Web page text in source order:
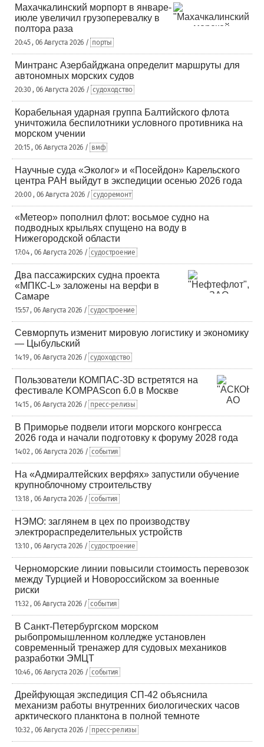
Махачкалинский морпорт в январе-
июле увеличил грузоперевалку в
полтора раза
20:45 , 06 Августа 2026 / порты
Минтранс Азербайджана определит маршруты для
автономных морских судов
20:30 , 06 Августа 2026 / судоходство
Корабельная ударная группа Балтийского флота
уничтожила беспилотники условного противника на
морском учении
20:15 , 06 Августа 2026 / вмф
Научные суда «Эколог» и «Посейдон» Карельского
центра РАН выйдут в экспедиции осенью 2026 года
20:00 , 06 Августа 2026 / судоремонт
«Метеор» пополнил флот: восьмое судно на
подводных крыльях спущено на воду в
Нижегородской области
17:04 , 06 Августа 2026 / судостроение
Два пассажирских судна проекта
«МПКС-L» заложены на верфи в
Самаре
15:57 , 06 Августа 2026 / судостроение
Севморпуть изменит мировую логистику и экономику
— Цыбульский
14:19 , 06 Августа 2026 / судоходство
Пользователи КОМПАС-3D встретятся на
фестивале KOMPAScon 6.0 в Москве
14:15 , 06 Августа 2026 / пресс-релизы
В Приморье подвели итоги морского конгресса
2026 года и начали подготовку к форуму 2028 года
14:02 , 06 Августа 2026 / события
На «Адмиралтейских верфях» запустили обучение
крупноблочному строительству
13:18 , 06 Августа 2026 / события
НЭМО: заглянем в цех по производству
электрораспределительных устройств
13:10 , 06 Августа 2026 / судостроение
Черноморские линии повысили стоимость перевозок
между Турцией и Новороссийском за военные
риски
11:32 , 06 Августа 2026 / события
В Санкт-Петербургском морском
рыбопромышленном колледже установлен
современный тренажер для судовых механиков
разработки ЭМЦТ
10:46 , 06 Августа 2026 / события
Дрейфующая экспедиция СП-42 объяснила
механизм работы внутренних биологических часов
арктического планктона в полной темноте
10:32 , 06 Августа 2026 / пресс-релизы